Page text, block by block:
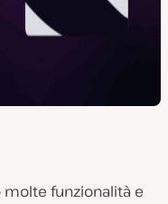
molte funzionalità e